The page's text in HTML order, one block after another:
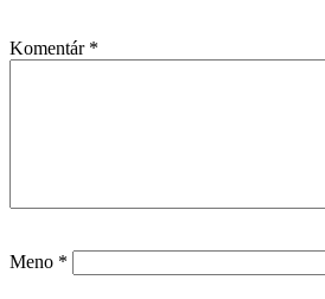
Komentár *
Meno *